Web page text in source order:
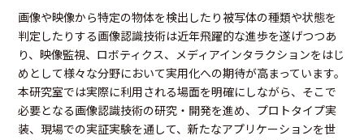
画像や映像から特定の物体を検出したり被写体の種類や状態を
判定したりする画像認識技術は近年飛躍的な進歩を遂げつつあ
り、映像監視、ロボティクス、メディアインタラクションをはじ
めとして様々な分野において実用化への期待が高まっています。
本研究室では実際に利用される場面を明確にしながら、そこで
必要となる画像認識技術の研究・開発を進め、プロトタイプ実
装、現場での実証実験を通して、新たなアプリケーションを世